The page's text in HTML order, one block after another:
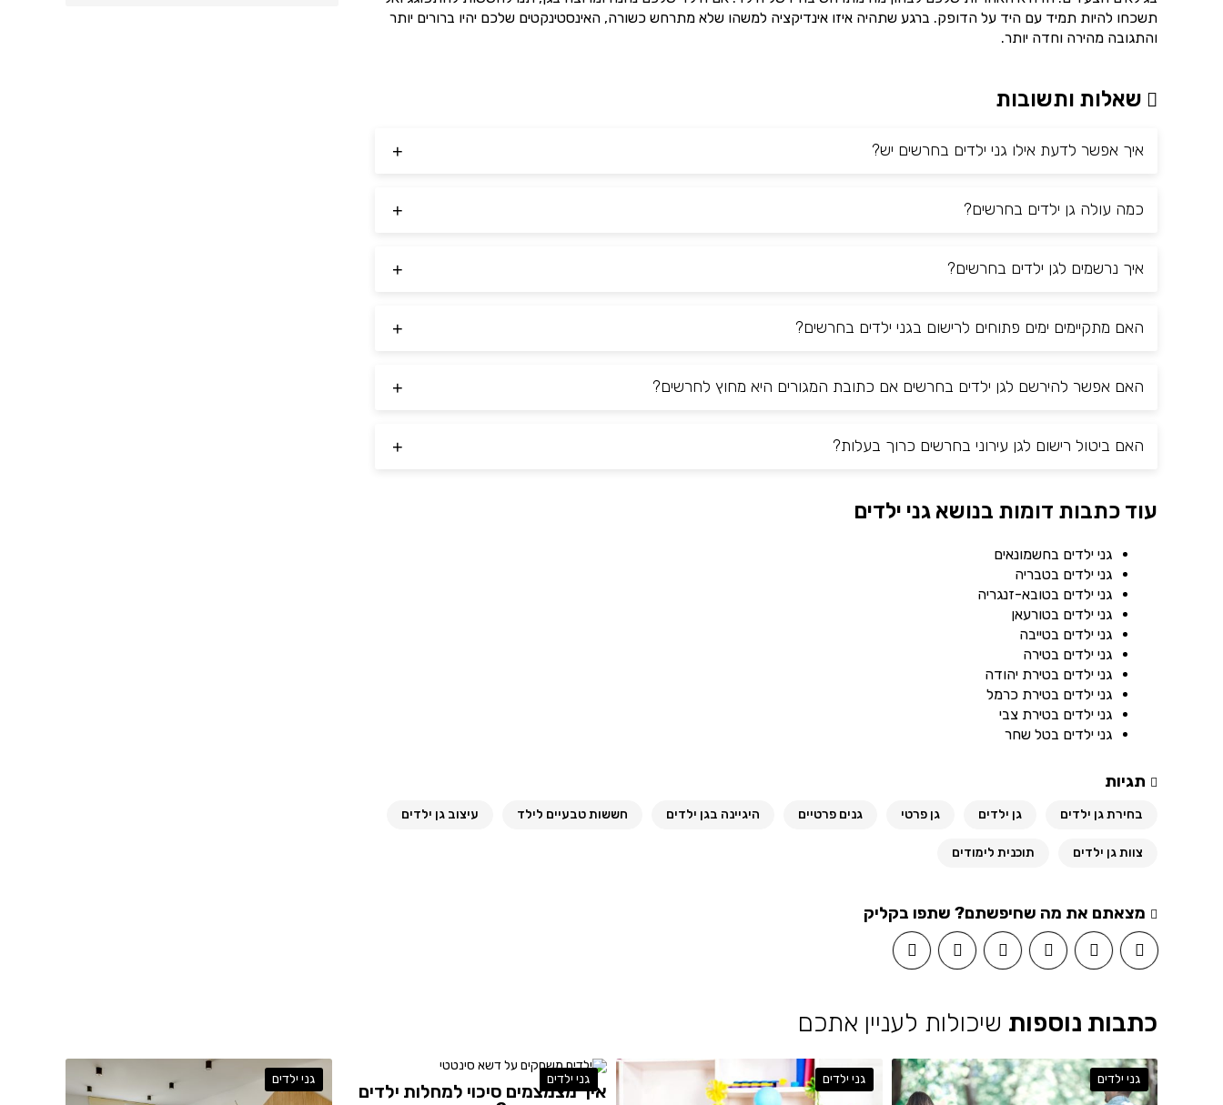
תשכחו להיות תמיד עם היד על הדופק. ברגע שתהיה איזו אינדיקציה למשהו שלא מתרחש כשורה, האינסטינקטים שלכם יהיו ברורים יותר
והתגובה מהירה וחדה יותר.
שאלות ותשובות
איך אפשר לדעת אילו גני ילדים בחרשים יש?
כמה עולה גן ילדים בחרשים?
איך נרשמים לגן ילדים בחרשים?
האם מתקיימים ימים פתוחים לרישום בגני ילדים בחרשים?
האם אפשר להירשם לגן ילדים בחרשים אם כתובת המגורים היא מחוץ לחרשים?
האם ביטול רישום לגן עירוני בחרשים כרוך בעלות?
עוד כתבות דומות בנושא גני ילדים
גני ילדים בחשמונאים
גני ילדים בטבריה
גני ילדים בטובא-זנגריה
גני ילדים בטורעאן
גני ילדים בטייבה
גני ילדים בטירה
גני ילדים בטירת יהודה
גני ילדים בטירת כרמל
גני ילדים בטירת צבי
גני ילדים בטל שחר
תגיות
בחירת גן ילדים גן ילדים גן פרטי גנים פרטיים היגיינה בגן ילדים חששות טבעיים לילד עיצוב גן ילדים
צוות גן ילדים תוכנית לימודים
מצאתם את מה שחיפשתם? שתפו בקליק
כתבות נוספות שיכולות לעניין אתכם
גני ילדים גני ילדים גני ילדים
איך מצמצמים סיכוי למחלות ילדים
גני ילדים